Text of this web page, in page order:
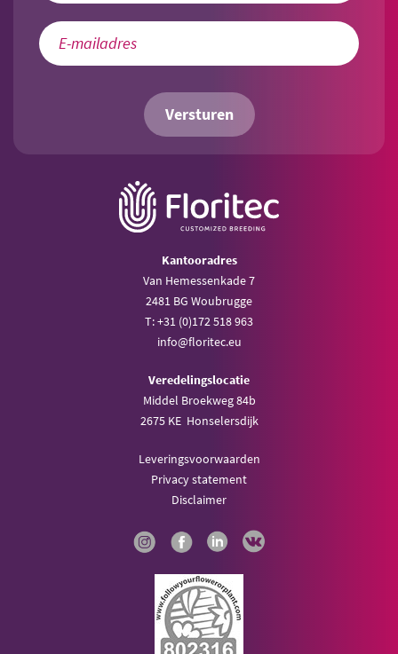
Versturen
Kantooradres
Van Hemessenkade 7
2481 BG Woubrugge
T: +31 (0)172 518 963
info@floritec.eu
Veredelingslocatie
Middel Broekweg 84b
2675 KE Honselersdijk
Leveringsvoorwaarden
Privacy statement
Disclaimer